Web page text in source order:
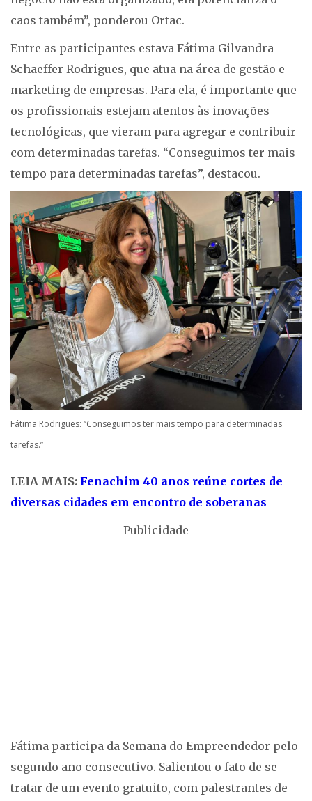
caos também”, ponderou Ortac.
Entre as participantes estava Fátima Gilvandra
Schaeffer Rodrigues, que atua na área de gestão e
marketing de empresas. Para ela, é importante que
os profissionais estejam atentos às inovações
tecnológicas, que vieram para agregar e contribuir
com determinadas tarefas. “Conseguimos ter mais
tempo para determinadas tarefas”, destacou.
Fátima Rodrigues: “Conseguimos ter mais tempo para determinadas
tarefas.”
LEIA MAIS: Fenachim 40 anos reúne cortes de
diversas cidades em encontro de soberanas
Publicidade
Fátima participa da Semana do Empreendedor pelo
segundo ano consecutivo. Salientou o fato de se
tratar de um evento gratuito, com palestrantes de